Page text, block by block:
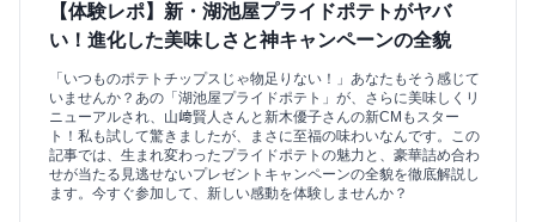
【体験レポ】新・湖池屋プライドポテトがヤバ
い！進化した美味しさと神キャンペーンの全貌
「いつものポテトチップスじゃ物足りない！」あなたもそう感じて
いませんか？あの「湖池屋プライドポテト」が、さらに美味しくリ
ニューアルされ、山﨑賢人さんと新木優子さんの新CMもスター
ト！私も試して驚きましたが、まさに至福の味わいなんです。この
記事では、生まれ変わったプライドポテトの魅力と、豪華詰め合わ
せが当たる見逃せないプレゼントキャンペーンの全貌を徹底解説し
ます。今すぐ参加して、新しい感動を体験しませんか？